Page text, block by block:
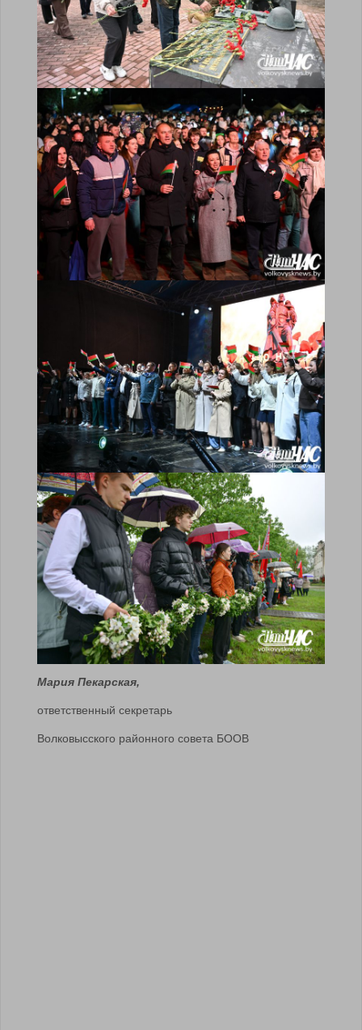
Мария Пекарская,
ответственный секретарь
Волковысского районного совета БООВ